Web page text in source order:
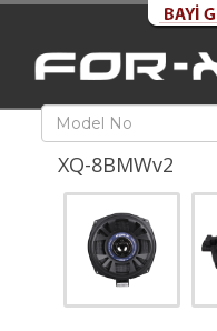
XQ-8BMWv2